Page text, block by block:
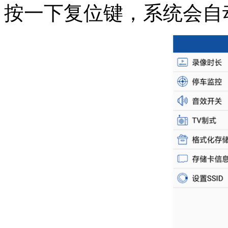
按一下复位键，系统会